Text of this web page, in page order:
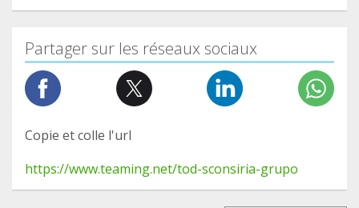
Partager sur les réseaux sociaux
Copie et colle l'url
https://www.teaming.net/tod-sconsiria-grupo